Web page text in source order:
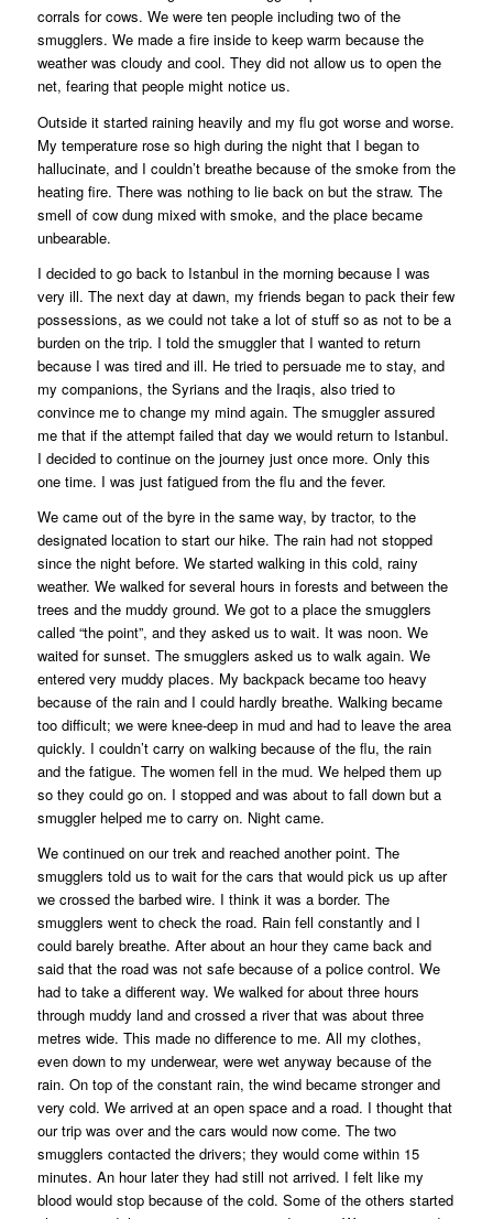
corrals for cows. We were ten people including two of the
smugglers. We made a fire inside to keep warm because the
weather was cloudy and cool. They did not allow us to open the
net, fearing that people might notice us.
Outside it started raining heavily and my flu got worse and worse.
My temperature rose so high during the night that I began to
hallucinate, and I couldn’t breathe because of the smoke from the
heating fire. There was nothing to lie back on but the straw. The
smell of cow dung mixed with smoke, and the place became
unbearable.
I decided to go back to Istanbul in the morning because I was
very ill. The next day at dawn, my friends began to pack their few
possessions, as we could not take a lot of stuff so as not to be a
burden on the trip. I told the smuggler that I wanted to return
because I was tired and ill. He tried to persuade me to stay, and
my companions, the Syrians and the Iraqis, also tried to
convince me to change my mind again. The smuggler assured
me that if the attempt failed that day we would return to Istanbul.
I decided to continue on the journey just once more. Only this
one time. I was just fatigued from the flu and the fever.
We came out of the byre in the same way, by tractor, to the
designated location to start our hike. The rain had not stopped
since the night before. We started walking in this cold, rainy
weather. We walked for several hours in forests and between the
trees and the muddy ground. We got to a place the smugglers
called “the point”, and they asked us to wait. It was noon. We
waited for sunset. The smugglers asked us to walk again. We
entered very muddy places. My backpack became too heavy
because of the rain and I could hardly breathe. Walking became
too difficult; we were knee-deep in mud and had to leave the area
quickly. I couldn’t carry on walking because of the flu, the rain
and the fatigue. The women fell in the mud. We helped them up
so they could go on. I stopped and was about to fall down but a
smuggler helped me to carry on. Night came.
We continued on our trek and reached another point. The
smugglers told us to wait for the cars that would pick us up after
we crossed the barbed wire. I think it was a border. The
smugglers went to check the road. Rain fell constantly and I
could barely breathe. After about an hour they came back and
said that the road was not safe because of a police control. We
had to take a different way. We walked for about three hours
through muddy land and crossed a river that was about three
metres wide. This made no difference to me. All my clothes,
even down to my underwear, were wet anyway because of the
rain. On top of the constant rain, the wind became stronger and
very cold. We arrived at an open space and a road. I thought that
our trip was over and the cars would now come. The two
smugglers contacted the drivers; they would come within 15
minutes. An hour later they had still not arrived. I felt like my
blood would stop because of the cold. Some of the others started